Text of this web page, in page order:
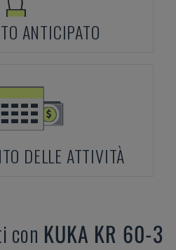
ANTICIPATO
DELLE ATTIVITÀ
con KUKA KR 60-3